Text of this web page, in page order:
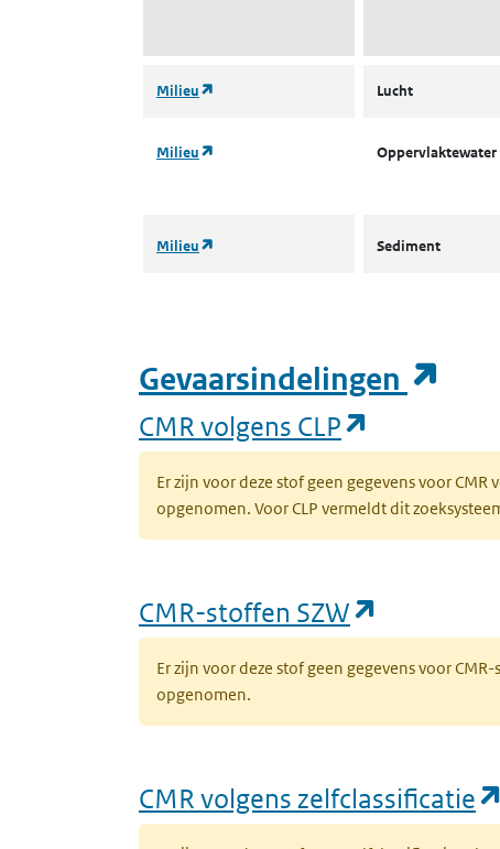
Milieu (opent in een nieuw tabblad)
Lucht
Milieu (opent in een nieuw tabblad)Oppervlaktewater
Milieu (opent in een nieuw tabblad)Sediment
Gevaarsindelingen
CMR volgens CLP
Er zijn voor deze stof geen gegevens voor
opgenomen. Voor CLP vermeldt dit
CMR-stoffen SZW
Er zijn voor deze stof geen gegevens voor
opgenomen.
CMR volgens zelfclassificatie